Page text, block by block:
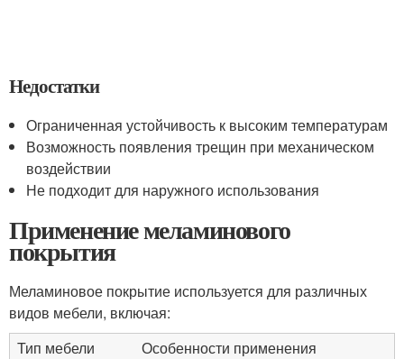
Недостатки
Ограниченная устойчивость к высоким температурам
Возможность появления трещин при механическом
воздействии
Не подходит для наружного использования
Применение меламинового
покрытия
Меламиновое покрытие используется для различных
видов мебели, включая:
Тип мебели
Особенности применения